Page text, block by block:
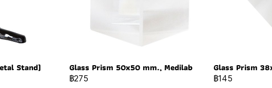
Stand) Glass Prism 50x50 mm., Medilab
฿275
Glass Prism
฿145